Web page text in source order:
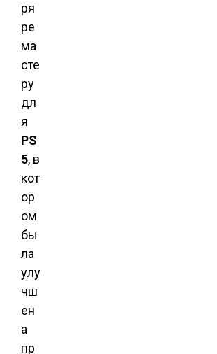
ря
ре
ма
сте
ру
дл
я
PS
5, в
кот
ор
ом
бы
ла
улу
чш
ен
а
пр